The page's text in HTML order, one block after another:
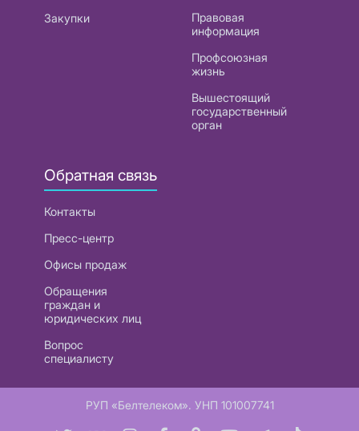
Закупки
Правовая
информация
Профсоюзная
жизнь
Вышестоящий
государственный
орган
Обратная связь
Контакты
Пресс-центр
Офисы продаж
Обращения
граждан и
юридических лиц
Вопрос
специалисту
РУП «Белтелеком». УНП 101007741